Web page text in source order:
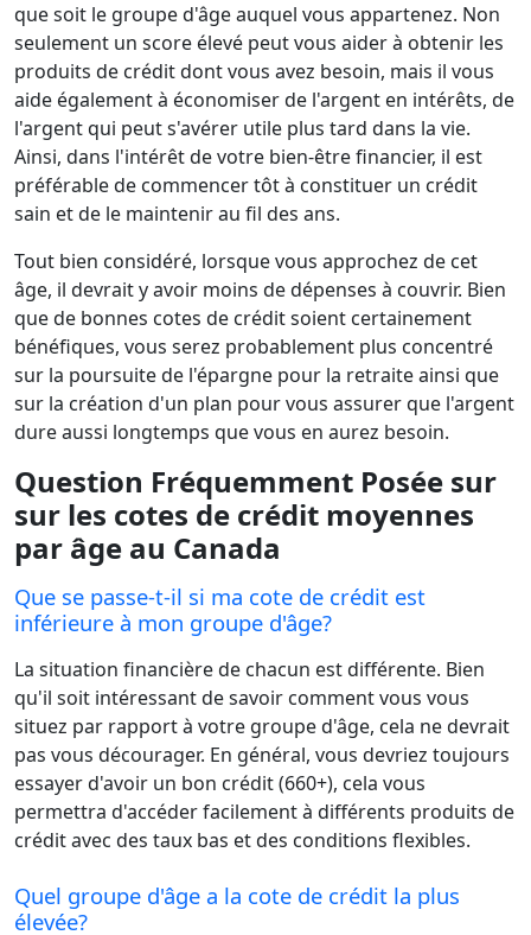
que soit le groupe d'âge auquel vous appartenez. Non
seulement un score élevé peut vous aider à obtenir les
produits de crédit dont vous avez besoin, mais il vous
aide également à économiser de l'argent en intérêts, de
l'argent qui peut s'avérer utile plus tard dans la vie.
Ainsi, dans l'intérêt de votre bien-être financier, il est
préférable de commencer tôt à constituer un crédit
sain et de le maintenir au fil des ans.
Tout bien considéré, lorsque vous approchez de cet
âge, il devrait y avoir moins de dépenses à couvrir. Bien
que de bonnes cotes de crédit soient certainement
bénéfiques, vous serez probablement plus concentré
sur la poursuite de l'épargne pour la retraite ainsi que
sur la création d'un plan pour vous assurer que l'argent
dure aussi longtemps que vous en aurez besoin.
Question Fréquemment Posée sur
sur les cotes de crédit moyennes
par âge au Canada
Que se passe-t-il si ma cote de crédit est
inférieure à mon groupe d'âge?
La situation financière de chacun est différente. Bien
qu'il soit intéressant de savoir comment vous vous
situez par rapport à votre groupe d'âge, cela ne devrait
pas vous décourager. En général, vous devriez toujours
essayer d'avoir un bon crédit (660+), cela vous
permettra d'accéder facilement à différents produits de
crédit avec des taux bas et des conditions flexibles.
Quel groupe d'âge a la cote de crédit la plus
élevée?